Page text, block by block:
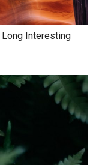
Interesting